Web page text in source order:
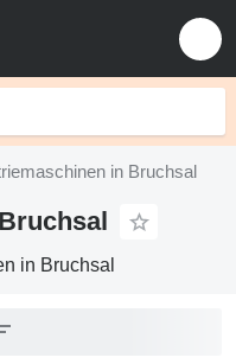
in Bruchsal
in Bruchsal